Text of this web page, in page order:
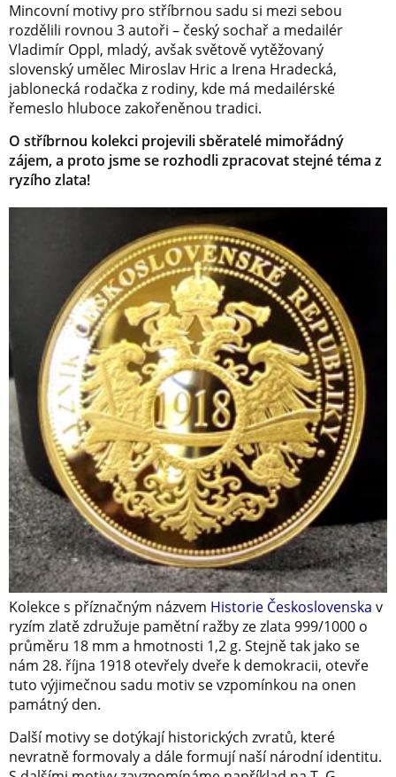
Mincovní motivy pro stříbrnou sadu si mezi sebou
rozdělili rovnou 3 autoři – český sochař a medailér
Vladimír Oppl, mladý, avšak světově vytěžovaný
slovenský umělec Miroslav Hric a Irena Hradecká,
jablonecká rodačka z rodiny, kde má medailérské
řemeslo hluboce zakořeněnou tradici.
O stříbrnou kolekci projevili sběratelé mimořádný
zájem, a proto jsme se rozhodli zpracovat stejné téma z
ryzího zlata!
Kolekce s příznačným názvem Historie Československa v
ryzím zlatě združuje pamětní ražby ze zlata 999/1000 o
průměru 18 mm a hmotnosti 1,2 g. Stejně tak jako se
nám 28. října 1918 otevřely dveře k demokracii, otevře
tuto výjimečnou sadu motiv se vzpomínkou na onen
památný den.
Další motivy se dotýkají historických zvratů, které
nevratně formovaly a dále formují naší národní identitu.